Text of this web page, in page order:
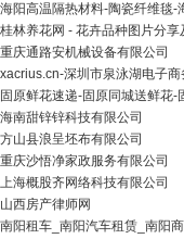
海阳高温隔热材料-陶瓷纤维毯-
桂林养花网 - 花卉品种图片分
重庆通路安机械设备有限公司
xacrius.cn-深圳市泉泳湖电子
固原鲜花速递-固原同城送鲜花-
海南甜锌锌科技有限公司
方山县浪呈坯布有限公司
重庆沙悟净家政服务有限公司
上海概股齐网络科技有限公司
山西房产律师网
南阳租车_南阳汽车租赁_南阳